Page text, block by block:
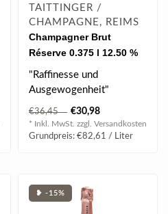
TAITTINGER /
CHAMPAGNE, REIMS
Champagner Brut
Réserve 0.375 l 12.50 %
vol
"Raffinesse und
Ausgewogenheit"
Taittinger Brut Réserve
wird aus aus perfekt ..
€36,45 €30,98
* Inkl. MwSt. zzgl. Versandkosten
Grundpreis: €82,61 / Liter
❥ -15%